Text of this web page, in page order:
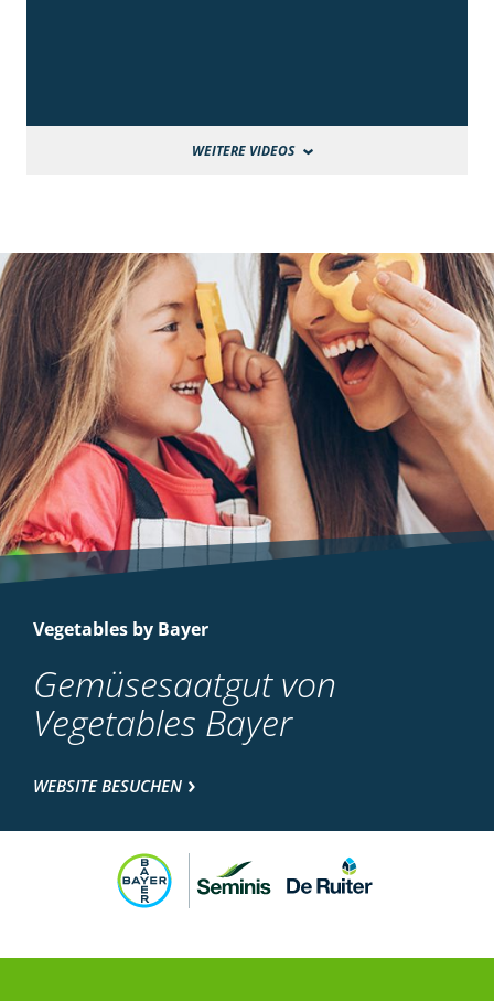
WEITERE VIDEOS
Vegetables by Bayer
Gemüsesaatgut von
Vegetables Bayer
WEBSITE BESUCHEN